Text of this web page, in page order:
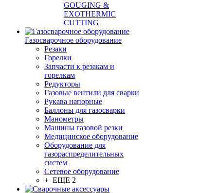
GOUGING &
EXOTHERMIC
CUTTING
Газосварочное оборудование
Резаки
Горелки
Запчасти к резакам и
горелкам
Редукторы
Газовые вентили для сварки
Рукава напорные
Баллоны для газосварки
Манометры
Машины газовой резки
Медицинское оборудование
Оборудование для
газораспределительных
систем
Сетевое оборудование
+ ЕЩЕ 2